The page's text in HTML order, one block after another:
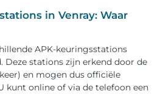
in Venray: Waar
APK-keuringsstations
Deze stations zijn erkend door de
en mogen dus officiële
kunt online of via de telefoon een